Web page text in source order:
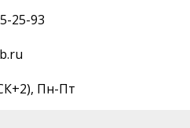
25-93
Пн-Пт